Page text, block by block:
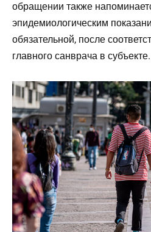
обращении также
эпидемиологическим
обязательной, после
главного санврача в субъекте.